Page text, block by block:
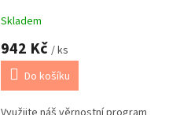
Skladem
942 Kč / ks
Do košíku